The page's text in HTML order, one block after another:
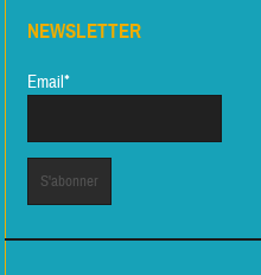
NEWSLETTER
Email*